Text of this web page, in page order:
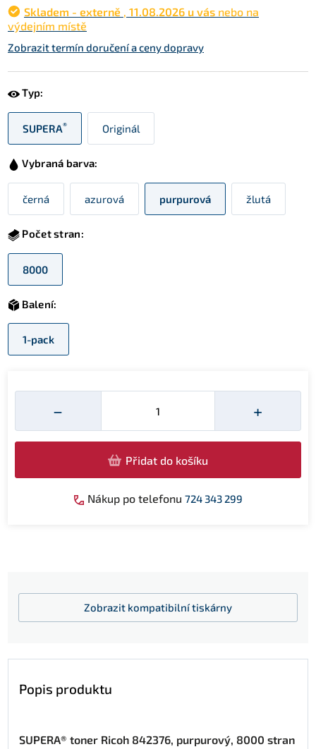
Skladem - externě , 11.08.2026 u vás nebo na
výdejním místě
Zobrazit termín doručení a ceny dopravy
Typ:
SUPERA® Originál
Vybraná barva:
černá azurová purpurová žlutá
Počet stran:
8000
Balení:
1-pack
−
Množství
+
Přidat do košíku
Nákup po telefonu 724 343 299
Zobrazit kompatibilní tiskárny
Popis produktu
SUPERA® toner Ricoh 842376, purpurový, 8000 stran